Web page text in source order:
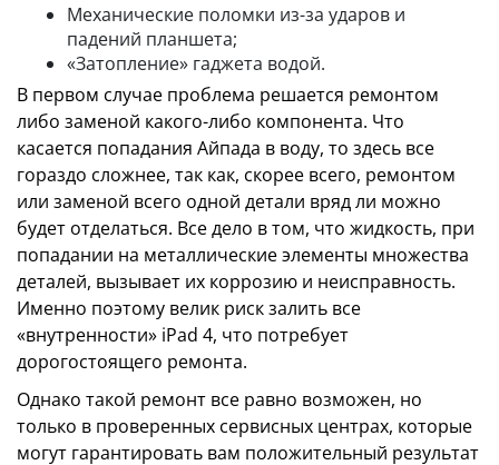
Механические поломки из-за ударов и
падений планшета;
«Затопление» гаджета водой.
В первом случае проблема решается ремонтом
либо заменой какого-либо компонента. Что
касается попадания Айпада в воду, то здесь все
гораздо сложнее, так как, скорее всего, ремонтом
или заменой всего одной детали вряд ли можно
будет отделаться. Все дело в том, что жидкость, при
попадании на металлические элементы множества
деталей, вызывает их коррозию и неисправность.
Именно поэтому велик риск залить все
«внутренности» iPad 4, что потребует
дорогостоящего ремонта.
Однако такой ремонт все равно возможен, но
только в проверенных сервисных центрах, которые
могут гарантировать вам положительный результат